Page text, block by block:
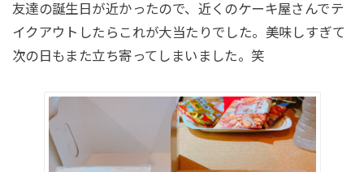
友達の誕生日が近かったので、近くのケーキ屋さんでテ
イクアウトしたらこれが大当たりでした。美味しすぎて
次の日もまた立ち寄ってしまいました。笑